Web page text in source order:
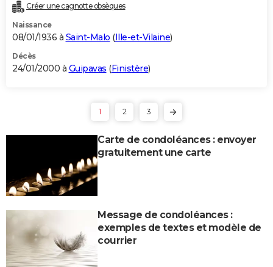
Créer une cagnotte obsèques
Naissance
08/01/1936 à Saint-Malo (Ille-et-Vilaine)
Décès
24/01/2000 à Guipavas (Finistère)
1 2 3
Carte de condoléances : envoyer
gratuitement une carte
Message de condoléances :
exemples de textes et modèle de
courrier